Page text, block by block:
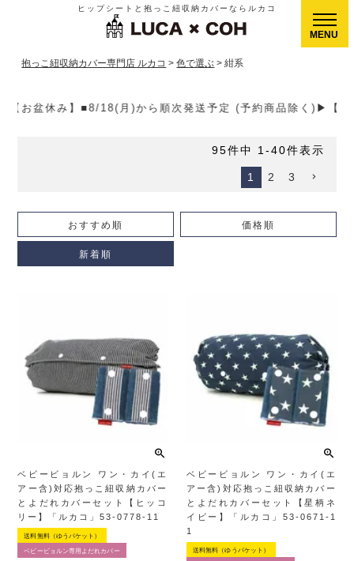
ヒップシートと抱っこ紐収納カバーならルカコ
抱っこ紐収納カバー専門店 ルカコ 色で選ぶ 紺系
(予約商品除く)▶【送料】ゆうパケット400円(全国一律)
おすすめ順 価格順
新着順
95件中 1 -40件表示
1 2 3
ベビービョルン ワン・カイ(エ
アー含)対応抱っこ紐収納カバー
とよだれカバーセット【ヒッコ
リー】「ルカコ」53-0778-11
送料無料（ゆうパケット）
ベビービョルン専用よだれカバー
ベビービョルン ワン・カイ(エ
アー含)対応抱っこ紐収納カバー
とよだれカバーセット【星柄ネ
イビー】「ルカコ」53-0671-1
1
送料無料（ゆうパケット）